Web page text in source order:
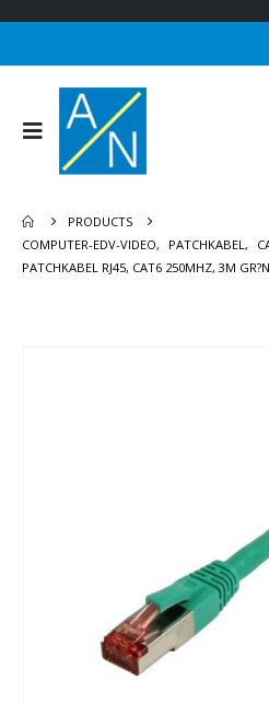
PRODUCTS
COMPUTER-EDV-VIDEO, PATCHKABEL,
PATCHKABEL RJ45, CAT6 250MHZ, 3M